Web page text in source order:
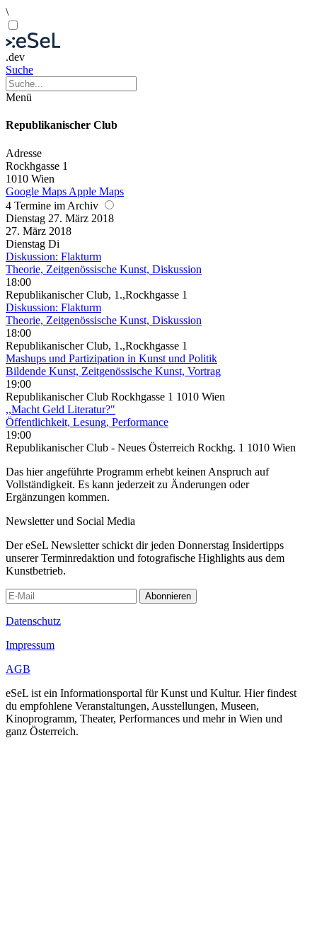
\
.dev
Suche
Menü
Republikanischer Club
Adresse
Rockhgasse 1
1010 Wien
Google Maps Apple Maps
4 Termine im Archiv
Dienstag 27. März 2018
27. März 2018
Dienstag Di
Diskussion: Flakturm
Theorie, Zeitgenössische Kunst, Diskussion
18:00
Republikanischer Club, 1.,Rockhgasse 1
Diskussion: Flakturm
Theorie, Zeitgenössische Kunst, Diskussion
18:00
Republikanischer Club, 1.,Rockhgasse 1
Mashups und Partizipation in Kunst und Politik
Bildende Kunst, Zeitgenössische Kunst, Vortrag
19:00
Republikanischer Club Rockhgasse 1 1010 Wien
,,Macht Geld Literatur?"
Öffentlichkeit, Lesung, Performance
19:00
Republikanischer Club - Neues Österreich Rockhg. 1 1010 Wien
Das hier angeführte Programm erhebt keinen Anspruch auf
Vollständigkeit. Es kann jederzeit zu Änderungen oder
Ergänzungen kommen.
Newsletter und Social Media
Der eSeL Newsletter schickt dir jeden Donnerstag Insidertipps
unserer Terminredaktion und fotografische Highlights aus dem
Kunstbetrieb.
Abonnieren
Datenschutz
Impressum
AGB
eSeL ist ein Informationsportal für Kunst und Kultur. Hier findest
du empfohlene Veranstaltungen, Ausstellungen, Museen,
Kinoprogramm, Theater, Performances und mehr in Wien und
ganz Österreich.